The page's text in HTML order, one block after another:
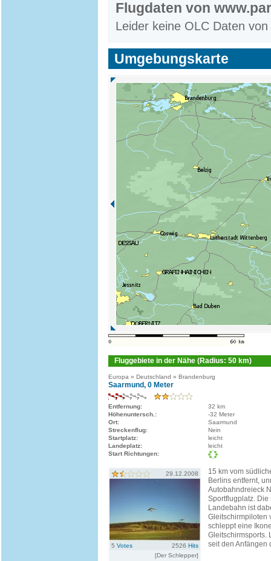
Flugdaten von
Leider keine OLC Daten
Umgebungskarte
Fluggebiete in der Nähe (Radius: 50 km)
Europa » Deutschland » Brandenburg
Saarmund, 0 Meter
Entfernung:
32 km
Höhenuntersch.:
-32 Meter
Ort:
Saarmund
Streckenflug:
Nein
Startplatz:
leicht
Landeplatz:
leicht
Start Richtungen:
29.12.2008
5 Votes 2526 Hits
[Der Schlepper]
15 km vom
Berlins entfernt,
Autobahndreieck
Sportflugplatz.
Landebahn ist
Gleitschirmpiloten
schleppt eine
Gleitschirmsports.
seit den Anfängen